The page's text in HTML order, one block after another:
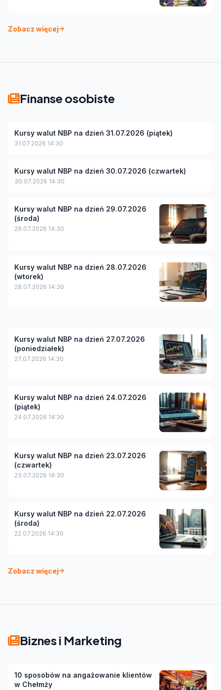
Zobacz więcej
Finanse osobiste
Kursy walut NBP na dzień 31.07.2026 (piątek)
31.07.2026 14:30
Kursy walut NBP na dzień 30.07.2026 (czwartek)
30.07.2026 14:30
Kursy walut NBP na dzień 29.07.2026
(środa)
29.07.2026 14:30
Kursy walut NBP na dzień 28.07.2026
(wtorek)
28.07.2026 14:30
Kursy walut NBP na dzień 27.07.2026
(poniedziałek)
27.07.2026 14:30
Kursy walut NBP na dzień 24.07.2026
(piątek)
24.07.2026 14:30
Kursy walut NBP na dzień 23.07.2026
(czwartek)
23.07.2026 14:30
Kursy walut NBP na dzień 22.07.2026
(środa)
22.07.2026 14:30
Zobacz więcej
Biznes i Marketing
10 sposobów na angażowanie klientów
w Chełmży